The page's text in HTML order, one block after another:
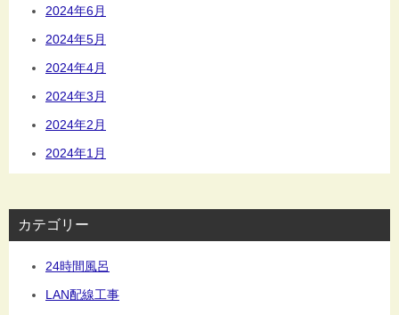
2024年6月
2024年5月
2024年4月
2024年3月
2024年2月
2024年1月
カテゴリー
24時間風呂
LAN配線工事